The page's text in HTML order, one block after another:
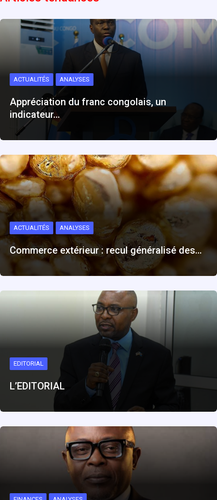
ACTUALITÉS ANALYSES
Appréciation du franc congolais, un
indicateur…
ACTUALITÉS ANALYSES
Commerce extérieur : recul généralisé des…
EDITORIAL
L’EDITORIAL